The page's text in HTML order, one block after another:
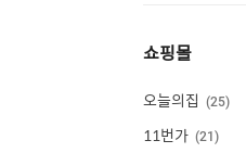
쇼핑몰
오늘의집 25
11번가 21